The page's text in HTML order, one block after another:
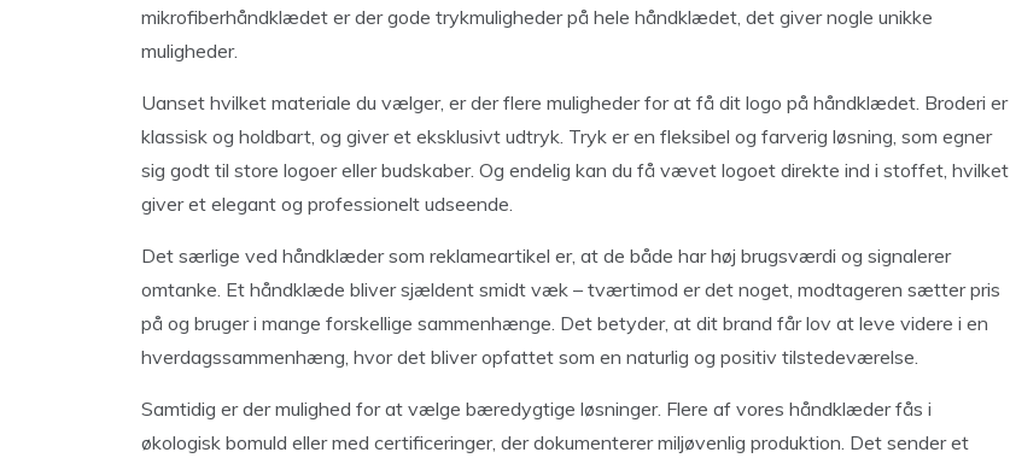
mikrofiberhåndklædet er der gode trykmuligheder på hele håndklædet, det giver nogle unikke
muligheder.
Uanset hvilket materiale du vælger, er der flere muligheder for at få dit logo på håndklædet. Broderi er
klassisk og holdbart, og giver et eksklusivt udtryk. Tryk er en fleksibel og farverig løsning, som egner
sig godt til store logoer eller budskaber. Og endelig kan du få vævet logoet direkte ind i stoffet, hvilket
giver et elegant og professionelt udseende.
Det særlige ved håndklæder som reklameartikel er, at de både har høj brugsværdi og signalerer
omtanke. Et håndklæde bliver sjældent smidt væk – tværtimod er det noget, modtageren sætter pris
på og bruger i mange forskellige sammenhænge. Det betyder, at dit brand får lov at leve videre i en
hverdagssammenhæng, hvor det bliver opfattet som en naturlig og positiv tilstedeværelse.
Samtidig er der mulighed for at vælge bæredygtige løsninger. Flere af vores håndklæder fås i
økologisk bomuld eller med certificeringer, der dokumenterer miljøvenlig produktion. Det sender et